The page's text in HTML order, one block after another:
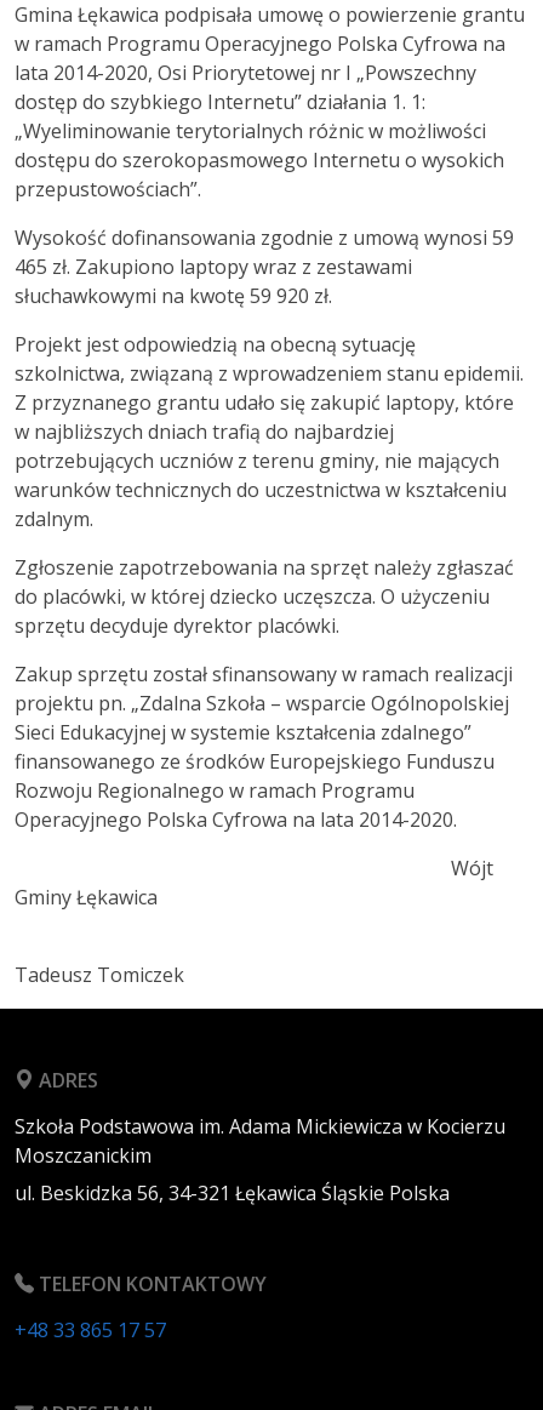
Gmina Łękawica podpisała umowę o powierzenie grantu
w ramach Programu Operacyjnego Polska Cyfrowa na
lata 2014-2020, Osi Priorytetowej nr I „Powszechny
dostęp do szybkiego Internetu” działania 1. 1:
„Wyeliminowanie terytorialnych różnic w możliwości
dostępu do szerokopasmowego Internetu o wysokich
przepustowościach”.
Wysokość dofinansowania zgodnie z umową wynosi 59
465 zł. Zakupiono laptopy wraz z zestawami
słuchawkowymi na kwotę 59 920 zł.
Projekt jest odpowiedzią na obecną sytuację
szkolnictwa, związaną z wprowadzeniem stanu epidemii.
Z przyznanego grantu udało się zakupić laptopy, które
w najbliższych dniach trafią do najbardziej
potrzebujących uczniów z terenu gminy, nie mających
warunków technicznych do uczestnictwa w kształceniu
zdalnym.
Zgłoszenie zapotrzebowania na sprzęt należy zgłaszać
do placówki, w której dziecko uczęszcza. O użyczeniu
sprzętu decyduje dyrektor placówki.
Zakup sprzętu został sfinansowany w ramach realizacji
projektu pn. „Zdalna Szkoła – wsparcie Ogólnopolskiej
Sieci Edukacyjnej w systemie kształcenia zdalnego”
finansowanego ze środków Europejskiego Funduszu
Rozwoju Regionalnego w ramach Programu
Operacyjnego Polska Cyfrowa na lata 2014-2020.
Wójt
Gminy Łękawica
Tadeusz Tomiczek
ADRES
Szkoła Podstawowa im. Adama Mickiewicza w Kocierzu
Moszczanickim
ul. Beskidzka 56, 34-321 Łękawica Śląskie Polska
TELEFON KONTAKTOWY
+48 33 865 17 57